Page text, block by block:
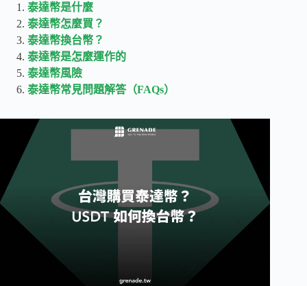
泰達幣是什麼
泰達幣怎麼買？
泰達幣換台幣？
泰達幣是怎麼運作的
泰達幣風險
泰達幣常見問題解答（FAQs）